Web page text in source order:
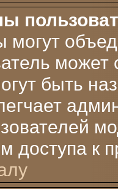
может
быть
доступа к